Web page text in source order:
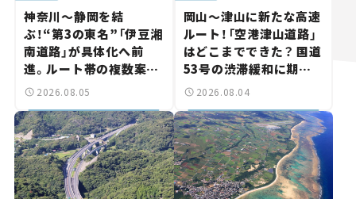
神奈川～静岡を結
ぶ！“第3の東名”「伊豆湘
南道路」が具体化へ前
進。ルート帯の複数案検
討へ。熱海まで信号ゼロ
道路計画】
2026.08.05
岡山～津山に新たな高速
ルート！「空港津山道路」
はどこまでできた？ 国道
53号の渋滞緩和に期待。
岡山市側でも動きが【い
2026.08.04